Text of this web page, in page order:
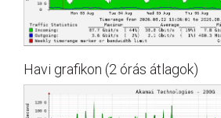
Havi grafikon (2 órás átlagok)